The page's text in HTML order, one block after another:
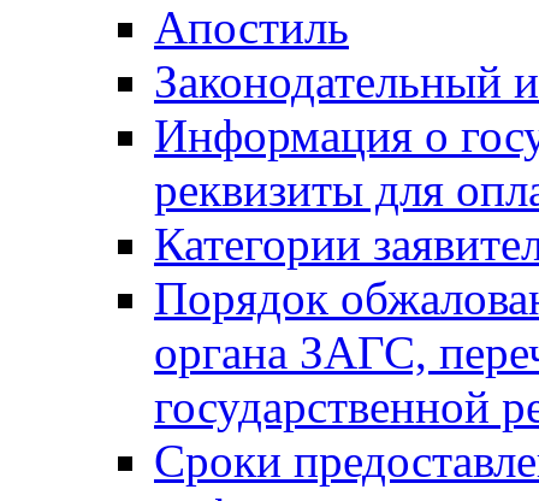
Апостиль
Законодательный
Информация о
реквизиты для
Категории
Порядок
органа ЗАГС,
государственной
Сроки